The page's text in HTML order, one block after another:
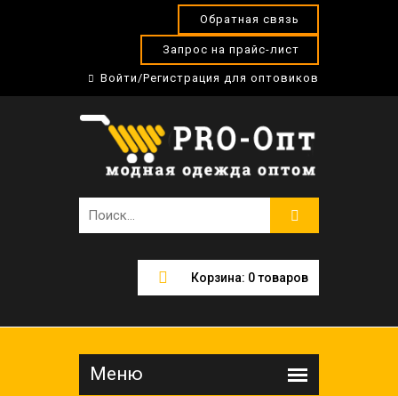
Обратная связь
Запрос на прайс-лист
Войти/Регистрация для оптовиков
Корзина: 0товаров